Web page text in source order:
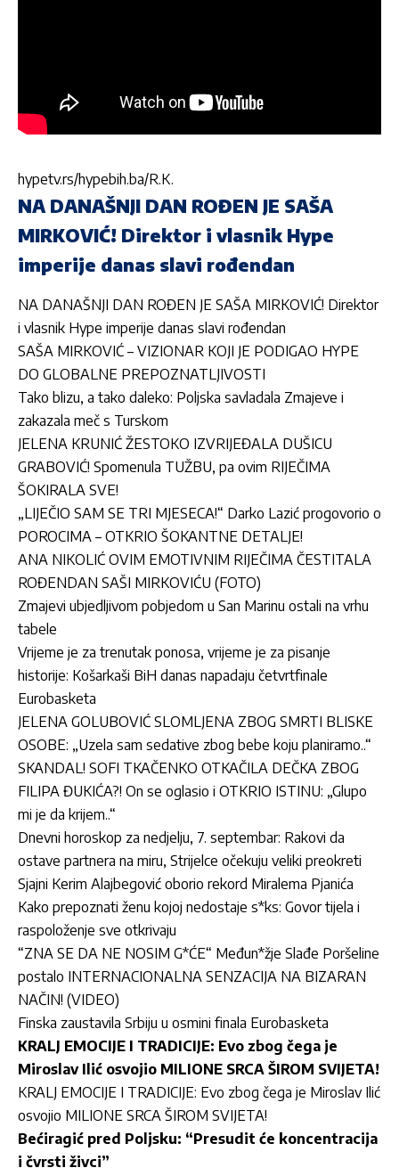
hypetv.rs/hypebih.ba/R.K.
NA DANAŠNJI DAN ROĐEN JE SAŠA
MIRKOVIĆ! Direktor i vlasnik Hype
imperije danas slavi rođendan
NA DANAŠNJI DAN ROĐEN JE SAŠA MIRKOVIĆ! Direktor
i vlasnik Hype imperije danas slavi rođendan
SAŠA MIRKOVIĆ – VIZIONAR KOJI JE PODIGAO HYPE
DO GLOBALNE PREPOZNATLJIVOSTI
Tako blizu, a tako daleko: Poljska savladala Zmajeve i
zakazala meč s Turskom
JELENA KRUNIĆ ŽESTOKO IZVRIJEĐALA DUŠICU
GRABOVIĆ! Spomenula TUŽBU, pa ovim RIJEČIMA
ŠOKIRALA SVE!
„LIJEČIO SAM SE TRI MJESECA!“ Darko Lazić progovorio o
POROCIMA – OTKRIO ŠOKANTNE DETALJE!
ANA NIKOLIĆ OVIM EMOTIVNIM RIJEČIMA ČESTITALA
ROĐENDAN SAŠI MIRKOVIĆU (FOTO)
Zmajevi ubjedljivom pobjedom u San Marinu ostali na vrhu
tabele
Vrijeme je za trenutak ponosa, vrijeme je za pisanje
historije: Košarkaši BiH danas napadaju četvrtfinale
Eurobasketa
JELENA GOLUBOVIĆ SLOMLJENA ZBOG SMRTI BLISKE
OSOBE: „Uzela sam sedative zbog bebe koju planiramo..“
SKANDAL! SOFI TKAČENKO OTKAČILA DEČKA ZBOG
FILIPA ĐUKIĆA?! On se oglasio i OTKRIO ISTINU: „Glupo
mi je da krijem..“
Dnevni horoskop za nedjelju, 7. septembar: Rakovi da
ostave partnera na miru, Strijelce očekuju veliki preokreti
Sjajni Kerim Alajbegović oborio rekord Miralema Pjanića
Kako prepoznati ženu kojoj nedostaje s*ks: Govor tijela i
raspoloženje sve otkrivaju
“ZNA SE DA NE NOSIM G*ĆE“ Međun*žje Slađe Poršeline
postalo INTERNACIONALNA SENZACIJA NA BIZARAN
NAČIN! (VIDEO)
Finska zaustavila Srbiju u osmini finala Eurobasketa
KRALJ EMOCIJE I TRADICIJE: Evo zbog čega je
Miroslav Ilić osvojio MILIONE SRCA ŠIROM SVIJETA!
KRALJ EMOCIJE I TRADICIJE: Evo zbog čega je Miroslav Ilić
osvojio MILIONE SRCA ŠIROM SVIJETA!
Bećiragić pred Poljsku: “Presudit će koncentracija
i čvrsti živci”